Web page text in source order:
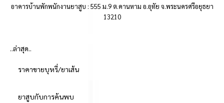
อาคารบ้านพักพนักงานยาสูบ : 555 ม.9 ต.คานหาม อ.อุทัย จ.พระนครศรีอยุธยา
13210
..ล่าสุด..
ราคาขายบุหรี่/ยาเส้น
ยาสูบกับการค้นพบ